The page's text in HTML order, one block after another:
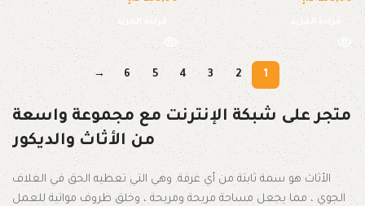
قراءة المزيد قراءة المزيد
1
2
3
4
5
6
→
متجر على شبكة الإنترنت مع مجموعة واسعة
من الأثاث والديكور
الأثاث هو سمة ثابتة من أي غرفة. وهي التي تعطيه الحق في الغلاف
الجوي ، مما يجعل مساحة مريحة ومريحة ، وخلق ظروف مواتية للعمل